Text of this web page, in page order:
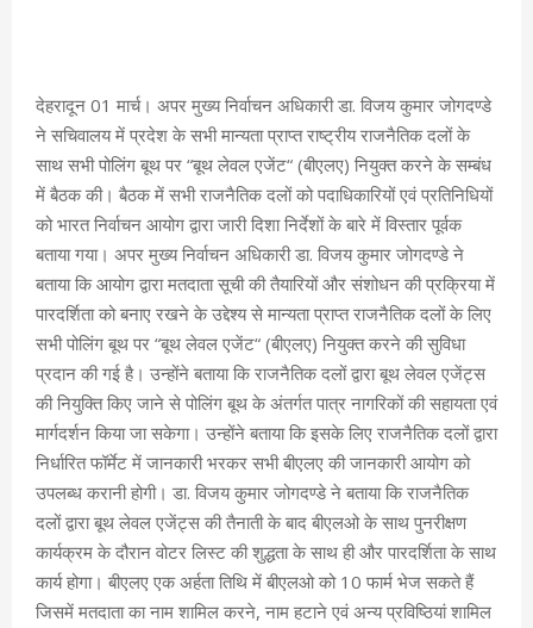
देहरादून 01 मार्च। अपर मुख्य निर्वाचन अधिकारी डा. विजय कुमार जोगदण्डे
ने सचिवालय में प्रदेश के सभी मान्यता प्राप्त राष्ट्रीय राजनैतिक दलों के
साथ सभी पोलिंग बूथ पर “बूथ लेवल एजेंट“ (बीएलए) नियुक्त करने के सम्बंध
में बैठक की। बैठक में सभी राजनैतिक दलों को पदाधिकारियों एवं प्रतिनिधियों
को भारत निर्वाचन आयोग द्वारा जारी दिशा निर्देशों के बारे में विस्तार पूर्वक
बताया गया। अपर मुख्य निर्वाचन अधिकारी डा. विजय कुमार जोगदण्डे ने
बताया कि आयोग द्वारा मतदाता सूची की तैयारियों और संशोधन की प्रक्रिया में
पारदर्शिता को बनाए रखने के उद्देश्य से मान्यता प्राप्त राजनैतिक दलों के लिए
सभी पोलिंग बूथ पर “बूथ लेवल एजेंट“ (बीएलए) नियुक्त करने की सुविधा
प्रदान की गई है। उन्होंने बताया कि राजनैतिक दलों द्वारा बूथ लेवल एजेंट्स
की नियुक्ति किए जाने से पोलिंग बूथ के अंतर्गत पात्र नागरिकों की सहायता एवं
मार्गदर्शन किया जा सकेगा। उन्होंने बताया कि इसके लिए राजनैतिक दलों द्वारा
निर्धारित फॉर्मेट में जानकारी भरकर सभी बीएलए की जानकारी आयोग को
उपलब्ध करानी होगी। डा. विजय कुमार जोगदण्डे ने बताया कि राजनैतिक
दलों द्वारा बूथ लेवल एजेंट्स की तैनाती के बाद बीएलओ के साथ पुनरीक्षण
कार्यक्रम के दौरान वोटर लिस्ट की शुद्धता के साथ ही और पारदर्शिता के साथ
कार्य होगा। बीएलए एक अर्हता तिथि में बीएलओ को 10 फार्म भेज सकते हैं
जिसमें मतदाता का नाम शामिल करने, नाम हटाने एवं अन्य प्रविष्ठियां शामिल